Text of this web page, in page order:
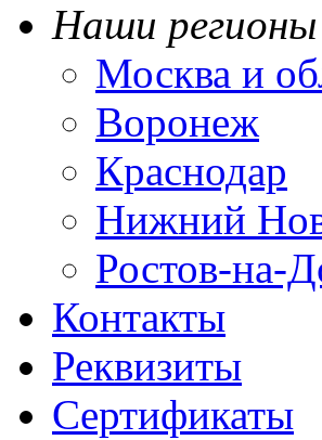
Наши регионы
Москва и
Воронеж
Краснодар
Нижний
Ростов-на-
Контакты
Реквизиты
Сертификаты